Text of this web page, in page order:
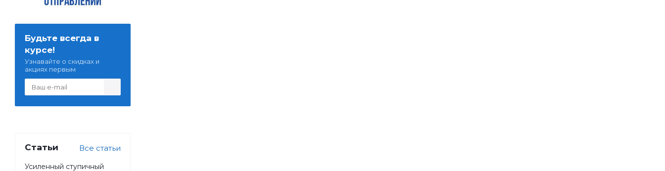
Будьте всегда в
курсе!
Узнавайте о скидках и
акциях первым
Статьи Все статьи
Усиленный ступичный